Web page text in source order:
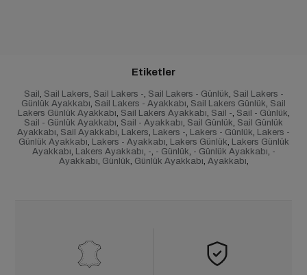
Etiketler
Sail Sail Lakers Sail Lakers - Sail Lakers - Günlük Sail Lakers -
Günlük Ayakkabı Sail Lakers - Ayakkabı Sail Lakers Günlük Sail
Lakers Günlük Ayakkabı Sail Lakers Ayakkabı Sail - Sail - Günlük
Sail - Günlük Ayakkabı Sail - Ayakkabı Sail Günlük Sail Günlük
Ayakkabı Sail Ayakkabı Lakers Lakers - Lakers - Günlük Lakers -
Günlük Ayakkabı Lakers - Ayakkabı Lakers Günlük Lakers Günlük
Ayakkabı Lakers Ayakkabı - - Günlük - Günlük Ayakkabı -
Ayakkabı Günlük Günlük Ayakkabı Ayakkabı